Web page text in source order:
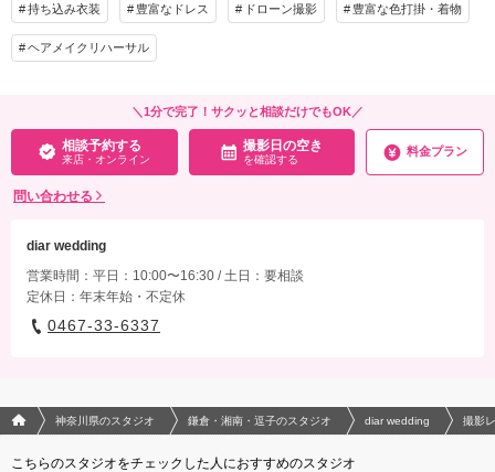
持ち込み衣装 豊富なドレス ドローン撮影 豊富な色打掛・着物
ヘアメイクリハーサル
＼1分で完了！サクッと相談だけでもOK／
相談予約する
来店・オンライン
撮影日の空き
を確認する
料金プラン
問い合わせる
diar wedding
営業時間：平日：10:00〜16:30 / 土日：要相談
定休日：年末年始・不定休
0467-33-6337
フォトウエディング/結婚写真のPhotorait ホーム
神奈川県のスタジオ 鎌倉・湘南・逗子のスタジオ diar wedding 撮影
こちらのスタジオをチェックした人におすすめのスタジオ